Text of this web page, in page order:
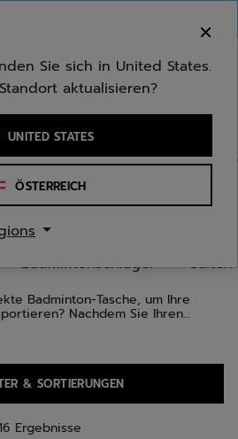
eingeben
Badmintonschläger Saiten
Badminton-Tasche, um Ihre
Nachdem Sie Ihren
Ihres Schlägers von
Spielstärken zugeschnitten sind
& SORTIERUNGEN
Ergebnisse
Sie sich in United States.
aktualisieren?
UNITED STATES
ÖSTERREICH